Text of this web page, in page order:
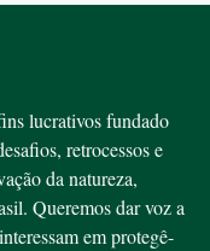
lucrativos fundado
retrocessos e
da natureza,
Queremos dar voz a
em protegê-